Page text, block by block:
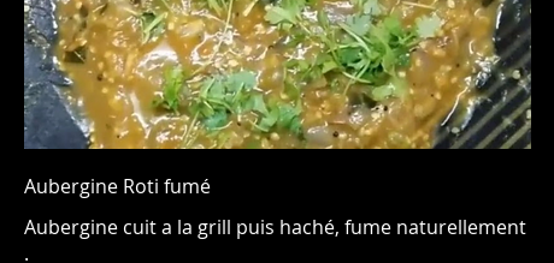
Aubergine Roti fumé
Aubergine cuit a la grill puis haché, fume naturellement
.